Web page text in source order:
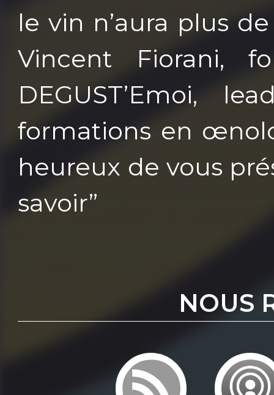
le vin n’aura plus
Vincent Fiorani,
DEGUST’Emoi,
formations en
heureux de vous
savoir”
NOUS